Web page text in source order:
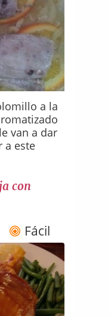
a la
van a dar
a este
con
Fácil